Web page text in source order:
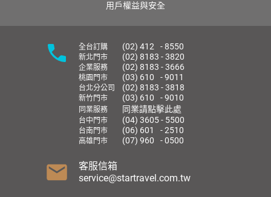
用戶權益與安全
全台訂購 (02) 412 - 8550
新北門市 (02) 8183 - 3820
企業服務 (02) 8183 - 3666
桃園門市 (03) 610 - 9011
台北分公司 (02) 8183 - 3818
新竹門市 (03) 610 - 9010
同業服務 同業請點擊此處
台中門市 (04) 3605 - 5500
台南門市 (06) 601 - 2510
高雄門市 (07) 960 - 0500
客服信箱
service@startravel.com.tw